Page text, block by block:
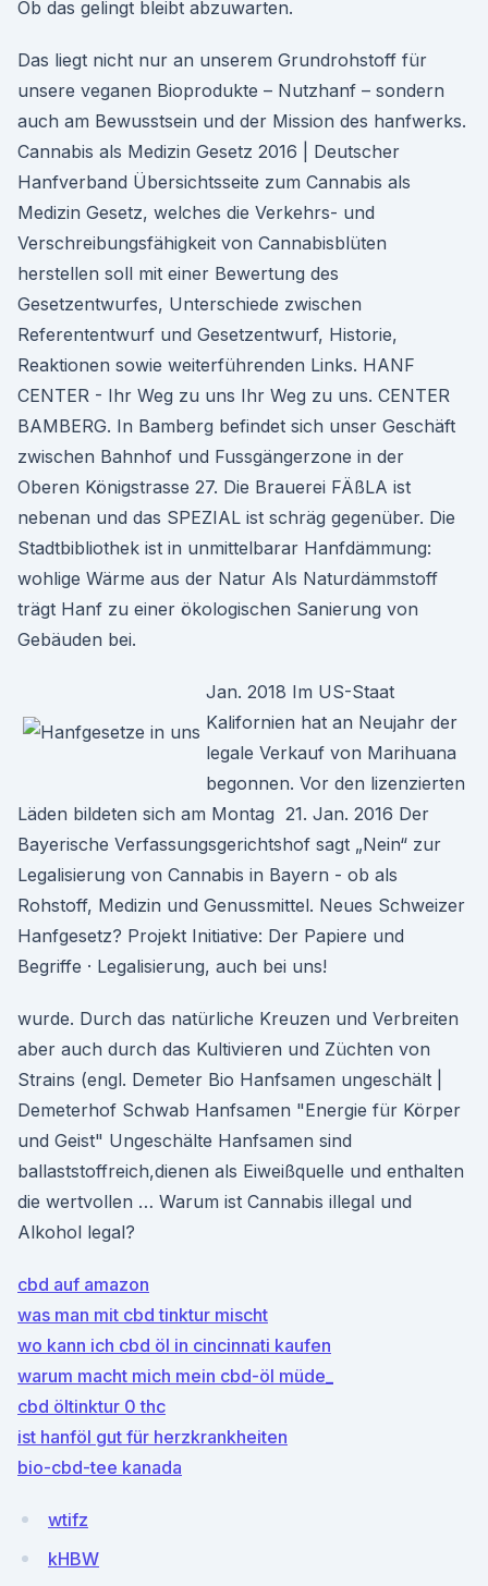
Ob das gelingt bleibt abzuwarten.
Das liegt nicht nur an unserem Grundrohstoff für
unsere veganen Bioprodukte – Nutzhanf – sondern
auch am Bewusstsein und der Mission des hanfwerks.
Cannabis als Medizin Gesetz 2016 | Deutscher
Hanfverband Übersichtsseite zum Cannabis als
Medizin Gesetz, welches die Verkehrs- und
Verschreibungsfähigkeit von Cannabisblüten
herstellen soll mit einer Bewertung des
Gesetzentwurfes, Unterschiede zwischen
Referententwurf und Gesetzentwurf, Historie,
Reaktionen sowie weiterführenden Links. HANF
CENTER - Ihr Weg zu uns Ihr Weg zu uns. CENTER
BAMBERG. In Bamberg befindet sich unser Geschäft
zwischen Bahnhof und Fussgängerzone in der
Oberen Königstrasse 27. Die Brauerei FÄßLA ist
nebenan und das SPEZIAL ist schräg gegenüber. Die
Stadtbibliothek ist in unmittelbarar Hanfdämmung:
wohlige Wärme aus der Natur Als Naturdämmstoff
trägt Hanf zu einer ökologischen Sanierung von
Gebäuden bei.
Jan. 2018 Im US-Staat
Kalifornien hat an Neujahr der
legale Verkauf von Marihuana
begonnen. Vor den lizenzierten
Läden bildeten sich am Montag 21. Jan. 2016 Der
Bayerische Verfassungsgerichtshof sagt „Nein“ zur
Legalisierung von Cannabis in Bayern - ob als
Rohstoff, Medizin und Genussmittel. Neues Schweizer
Hanfgesetz? Projekt Initiative: Der Papiere und
Begriffe · Legalisierung, auch bei uns!
wurde. Durch das natürliche Kreuzen und Verbreiten
aber auch durch das Kultivieren und Züchten von
Strains (engl. Demeter Bio Hanfsamen ungeschält |
Demeterhof Schwab Hanfsamen "Energie für Körper
und Geist" Ungeschälte Hanfsamen sind
ballaststoffreich,dienen als Eiweißquelle und enthalten
die wertvollen … Warum ist Cannabis illegal und
Alkohol legal?
cbd auf amazon
was man mit cbd tinktur mischt
wo kann ich cbd öl in cincinnati kaufen
warum macht mich mein cbd-öl müde_
cbd öltinktur 0 thc
ist hanföl gut für herzkrankheiten
bio-cbd-tee kanada
wtifz
kHBW